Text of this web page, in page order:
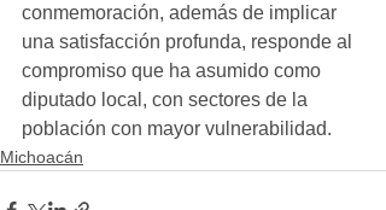
conmemoración, además de implicar
una satisfacción profunda, responde al
compromiso que ha asumido como
diputado local, con sectores de la
población con mayor vulnerabilidad.
Michoacán